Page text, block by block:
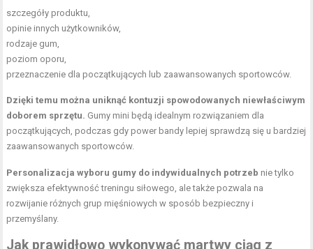
szczegóły produktu,
opinie innych użytkowników,
rodzaje gum,
poziom oporu,
przeznaczenie dla początkujących lub zaawansowanych sportowców.
Dzięki temu można uniknąć kontuzji spowodowanych niewłaściwym
doborem sprzętu. Gumy mini będą idealnym rozwiązaniem dla
początkujących, podczas gdy power bandy lepiej sprawdzą się u bardziej
zaawansowanych sportowców.
Personalizacja wyboru gumy do indywidualnych potrzeb nie tylko
zwiększa efektywność treningu siłowego, ale także pozwala na
rozwijanie różnych grup mięśniowych w sposób bezpieczny i
przemyślany.
Jak prawidłowo wykonywać martwy ciąg z